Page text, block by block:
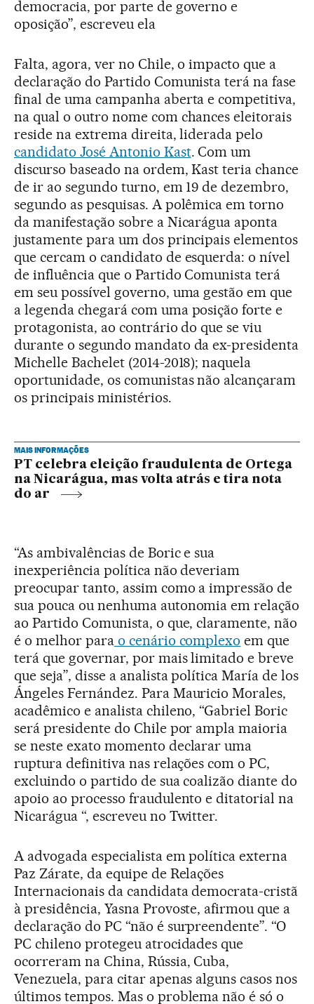
democracia, por parte de governo e
oposição”, escreveu ela
Falta, agora, ver no Chile, o impacto que a
declaração do Partido Comunista terá na fase
final de uma campanha aberta e competitiva,
na qual o outro nome com chances eleitorais
reside na extrema direita, liderada pelo
candidato José Antonio Kast. Com um
discurso baseado na ordem, Kast teria chance
de ir ao segundo turno, em 19 de dezembro,
segundo as pesquisas. A polêmica em torno
da manifestação sobre a Nicarágua aponta
justamente para um dos principais elementos
que cercam o candidato de esquerda: o nível
de influência que o Partido Comunista terá
em seu possível governo, uma gestão em que
a legenda chegará com uma posição forte e
protagonista, ao contrário do que se viu
durante o segundo mandato da ex-presidenta
Michelle Bachelet (2014-2018); naquela
oportunidade, os comunistas não alcançaram
os principais ministérios.
MAIS INFORMAÇÕES
PT celebra eleição fraudulenta de Ortega
na Nicarágua, mas volta atrás e tira nota
do ar
“As ambivalências de Boric e sua
inexperiência política não deveriam
preocupar tanto, assim como a impressão de
sua pouca ou nenhuma autonomia em relação
ao Partido Comunista, o que, claramente, não
é o melhor parao cenário complexo em que
terá que governar, por mais limitado e breve
que seja”, disse a analista política María de los
Ángeles Fernández. Para Mauricio Morales,
acadêmico e analista chileno, “Gabriel Boric
será presidente do Chile por ampla maioria
se neste exato momento declarar uma
ruptura definitiva nas relações com o PC,
excluindo o partido de sua coalizão diante do
apoio ao processo fraudulento e ditatorial na
Nicarágua “, escreveu no Twitter.
A advogada especialista em política externa
Paz Zárate, da equipe de Relações
Internacionais da candidata democrata-cristã
à presidência, Yasna Provoste, afirmou que a
declaração do PC “não é surpreendente”. “O
PC chileno protegeu atrocidades que
ocorreram na China, Rússia, Cuba,
Venezuela, para citar apenas alguns casos nos
últimos tempos. Mas o problema não é só o